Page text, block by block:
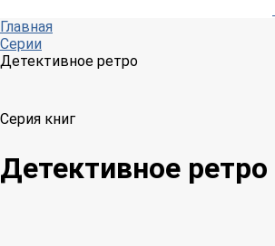
Главная
Серии
Детективное ретро
Серия книг
Детективное ретро